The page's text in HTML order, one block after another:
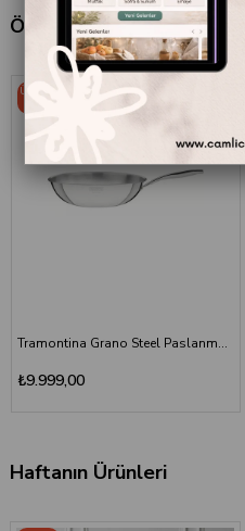
Özel Tava Setleri
Tramontina Grano Steel Paslanmaz Çelik Tava 30 cm
₺7.899,00
Ücretsiz
Haftanın Ürünleri